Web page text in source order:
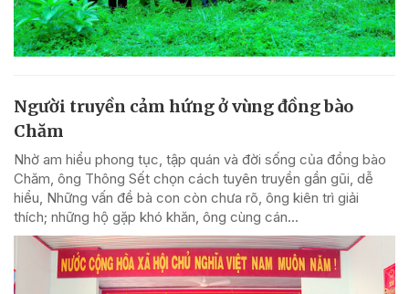
Người truyền cảm hứng ở vùng đồng bào
Chăm
Nhờ am hiểu phong tục, tập quán và đời sống của đồng bào
Chăm, ông Thông Sết chọn cách tuyên truyền gần gũi, dễ
hiểu, Những vấn đề bà con còn chưa rõ, ông kiên trì giải
thích; những hộ gặp khó khăn, ông cùng cán...